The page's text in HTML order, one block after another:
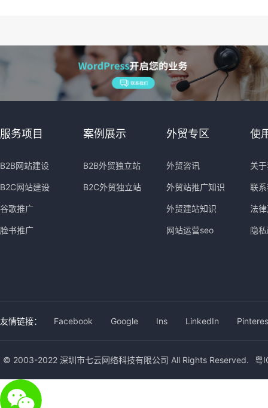
服务项目
B2B网站建设
B2C网站建设
谷歌推广
脸书推广
案例展示
B2B外贸独立站
B2C外贸独立站
外贸专区
外贸咨讯
外贸站推广知识
外贸建站知识
网站运营seo
使
关
联
法
隐
友情链接： Facebook Google Ins LinkedIn
© 2003-2022 深圳市七云网络科技有限公司 All Rights Reserved. 粤